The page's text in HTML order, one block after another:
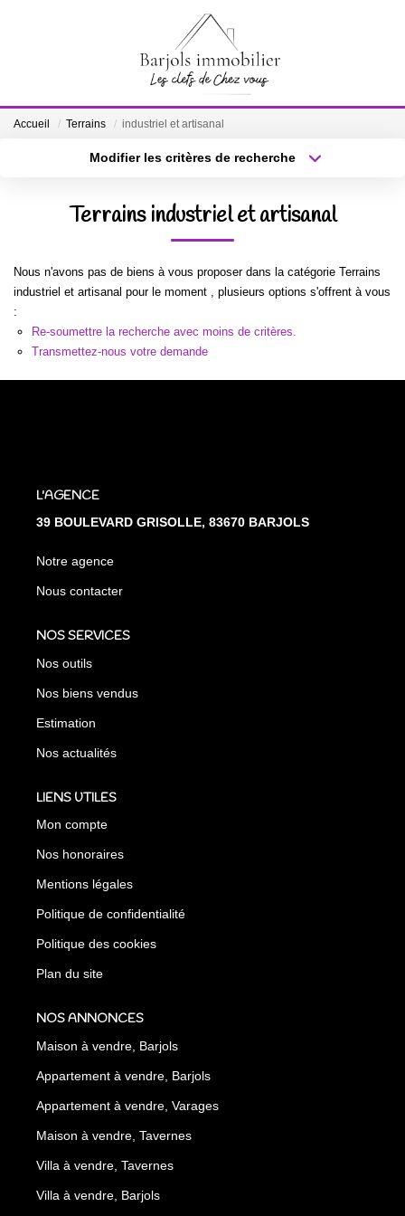
ACCUEIL
BIENS VENDUS
Accueil Terrains industriel et artisanal
Modifier les critères de recherche
Plus de critères Créer une alerte
Terrains industriel et artisanal
Nous n'avons pas de biens à vous proposer dans la catégorie Terrains
industriel et artisanal pour le moment , plusieurs options s'offrent à vous
:
Re-soumettre la recherche avec moins de critères.
Transmettez-nous votre demande
L'AGENCE
39 BOULEVARD GRISOLLE, 83670 BARJOLS
Notre agence
Nous contacter
NOS SERVICES
Nos outils
Nos biens vendus
Estimation
Nos actualités
LIENS UTILES
Mon compte
Nos honoraires
Mentions légales
Politique de confidentialité
Politique des cookies
Plan du site
NOS ANNONCES
Maison à vendre, Barjols
Appartement à vendre, Barjols
Appartement à vendre, Varages
Maison à vendre, Tavernes
Villa à vendre, Tavernes
Villa à vendre, Barjols